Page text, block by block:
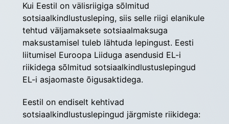
Kui Eestil on välisriigiga sõlmitud
sotsiaalkindlustusleping, siis selle riigi elanikule
tehtud väljamaksete sotsiaal­maksuga
maksustamisel tuleb lähtuda lepingust. Eesti
liitumisel Euroopa Liiduga asendusid EL-i
riikidega sõlmitud sotsiaalkindlustuslepingud
EL-i asjaomaste õigusaktidega.
Eestil on endiselt kehtivad
sotsiaalkindlustuslepingud järgmiste riikidega: